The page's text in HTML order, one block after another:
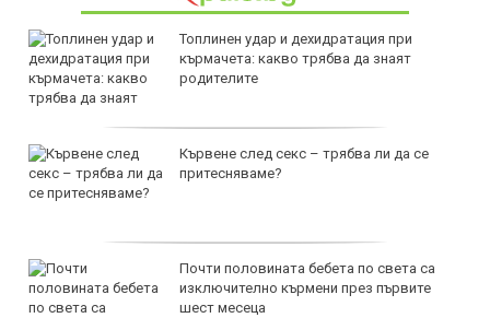
Топлинен удар и дехидратация при
кърмачета: какво трябва да знаят
родителите
Кървене след секс – трябва ли да се
притесняваме?
Почти половината бебета по света са
изключително кърмени през първите
шест месеца